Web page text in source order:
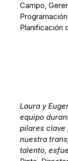
Campo,
Planificación
Laura y
equipo
pilares clave
nuestra
talento,